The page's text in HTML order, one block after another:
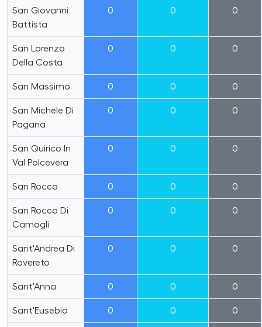
San Giovanni
Battista
0 0 0
San Lorenzo
Della Costa
0 0 0
San Massimo 0 0 0
San Michele Di
Pagana
0 0 0
San Quirico In
Val Polcevera
0 0 0
San Rocco 0 0 0
San Rocco Di
Camogli
0 0 0
Sant'Andrea Di
Rovereto
0 0 0
Sant'Anna 0 0 0
Sant'Eusebio 0 0 0